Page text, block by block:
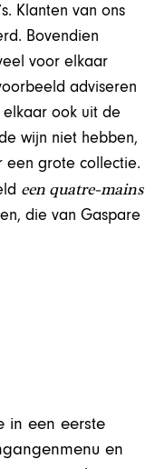
Klanten van ons
Bovendien
voor elkaar
adviseren
elkaar ook uit de
wijn niet hebben,
een grote collectie.
een quatre-mains
die van Gaspare
in een eerste
en